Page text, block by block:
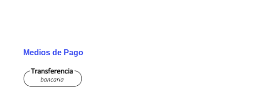
Medios de Pago